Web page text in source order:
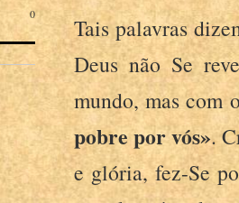
Tais palavras
Deus não Se
mundo, mas com
pobre por vós».
e glória, fez-Se
0